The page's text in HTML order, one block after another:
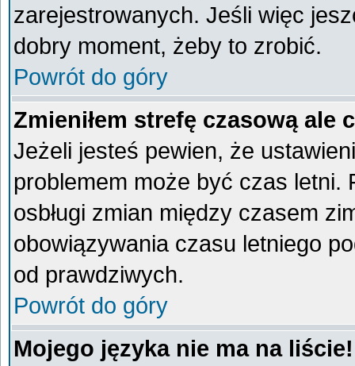
zarejestrowanych. Jeśli więc
dobry moment, żeby to zrobić.
Powrót do góry
Zmieniłem strefę czasową ale
Jeżeli jesteś pewien, że
problemem może być czas letni.
osbługi zmian między czasem
obowiązywania czasu letniego
od prawdziwych.
Powrót do góry
Mojego języka nie ma na liście!